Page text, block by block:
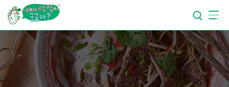
요리가건강해지는부엌
요리가쉬워지는부엌